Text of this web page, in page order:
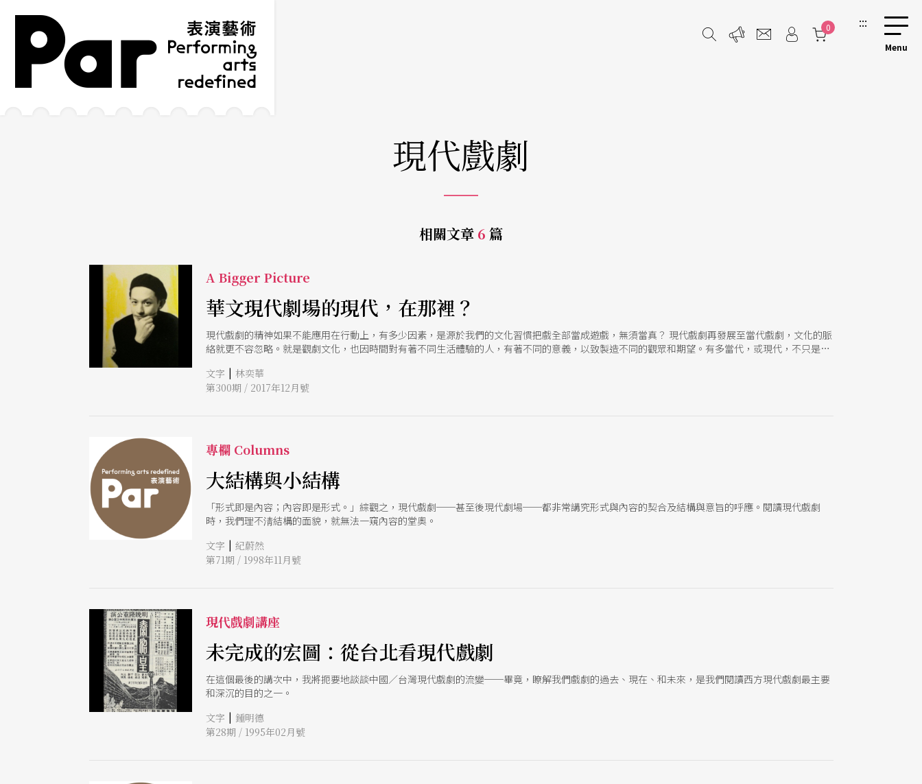
跳到主要內容區塊
網站導覽
0 :::
現代戲劇
相關文章 6 篇
A Bigger Picture
華文現代劇場的現代，在那裡？
現代戲劇的精神如果不能應用在行動上，有多少因素，是源於我們的文化習慣把戲全部當成遊戲，無須當真？ 現代戲劇再發展至當代戲劇，文化的脈
絡就更不容忽略。就是觀劇文化，也因時間對有著不同生活體驗的人，有著不同的意義，以致製造不同的觀眾和期望。有多當代，或現代，不只是戲
文字 | 林奕華
第300期 / 2017年12月號
專欄 Columns
大結構與小結構
「形式即是內容；內容即是形式。」綜觀之，現代戲劇──甚至後現代劇場──都非常講究形式與內容的契合及結構與意旨的呼應。閱讀現代戲劇
時，我們理不淸結構的面貌，就無法一窺內容的堂奧。
文字 | 紀蔚然
第71期 / 1998年11月號
現代戲劇講座
未完成的宏圖：從台北看現代戲劇
在這個最後的講次中，我將扼要地談談中國／台灣現代戲劇的流變──畢竟，瞭解我們戲劇的過去、現在、和未來，是我們閱讀西方現代戲劇最主要
和深沉的目的之一。
文字 | 鍾明德
第28期 / 1995年02月號